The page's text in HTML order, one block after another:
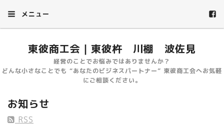
メニュー
東彼商工会｜東彼杵 川棚 波佐見
経営のことでお悩みではありませんか？
どんな小さなことでも “あなたのビジネスパートナー” 東彼商工会へお気軽
にご相談ください。
お知らせ
RSS